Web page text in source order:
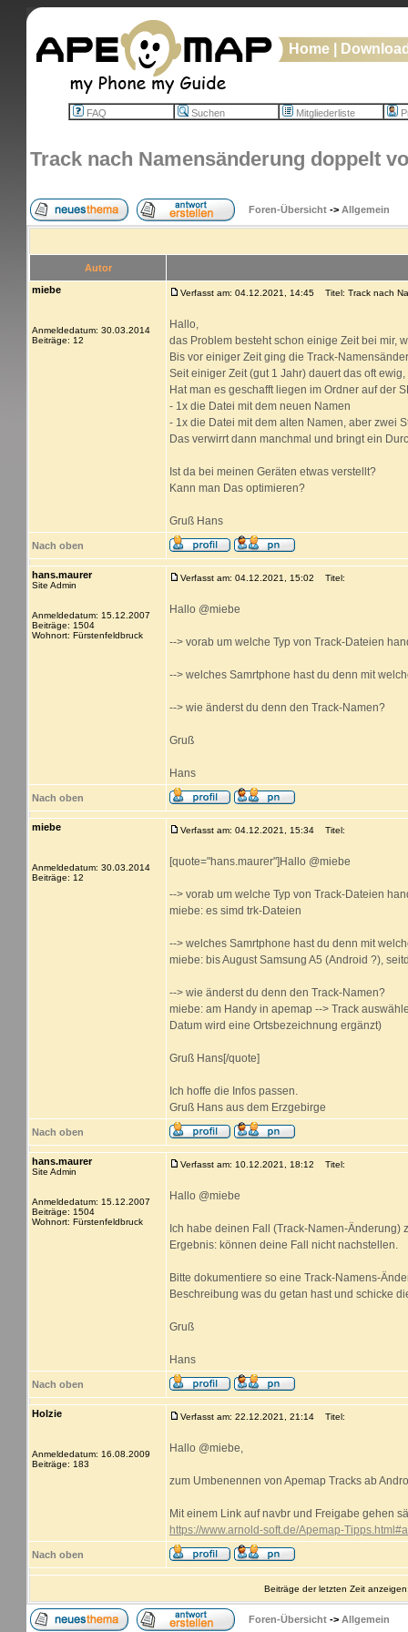
Home
FAQ Suchen Mitgliederliste
Track nach Namensänderung doppelt
Foren-Übersicht -> Allgemein
Autor
miebe
Anmeldedatum: 30.03.2014
Beiträge: 12
Verfasst am: 04.12.2021, 14:45 Titel: Track nach
Hallo,
das Problem besteht schon einige Zeit bei mir,
Bis vor einiger Zeit ging die Track-
Seit einiger Zeit (gut 1 Jahr) dauert das oft
Hat man es geschafft liegen im Ordner auf der
- 1x die Datei mit dem neuen Namen
- 1x die Datei mit dem alten Namen, aber zwei
Das verwirrt dann manchmal und bringt ein
Ist da bei meinen Geräten etwas verstellt?
Kann man Das optimieren?
Gruß Hans
Nach oben
hans.maurer
Site Admin
Anmeldedatum: 15.12.2007
Beiträge: 1504
Wohnort: Fürstenfeldbruck
Verfasst am: 04.12.2021, 15:02 Titel:
Hallo @miebe
--> vorab um welche Typ von Track-Dateien
--> welches Samrtphone hast du denn mit
--> wie änderst du denn den Track-Namen?
Gruß
Hans
Nach oben
miebe
Anmeldedatum: 30.03.2014
Beiträge: 12
Verfasst am: 04.12.2021, 15:34 Titel:
[quote="hans.maurer"]Hallo @miebe
--> vorab um welche Typ von Track-Dateien
miebe: es simd trk-Dateien
--> welches Samrtphone hast du denn mit
miebe: bis August Samsung A5 (Android ?),
--> wie änderst du denn den Track-Namen?
miebe: am Handy in apemap --> Track
Datum wird eine Ortsbezeichnung ergänzt)
Gruß Hans[/quote]
Ich hoffe die Infos passen.
Gruß Hans aus dem Erzgebirge
Nach oben
hans.maurer
Site Admin
Anmeldedatum: 15.12.2007
Beiträge: 1504
Wohnort: Fürstenfeldbruck
Verfasst am: 10.12.2021, 18:12 Titel:
Hallo @miebe
Ich habe deinen Fall (Track-Namen-
Ergebnis: können deine Fall nicht nachstellen.
Bitte dokumentiere so eine Track-Namens-
Beschreibung was du getan hast und schicke
Gruß
Hans
Nach oben
Holzie
Anmeldedatum: 16.08.2009
Beiträge: 183
Verfasst am: 22.12.2021, 21:14 Titel:
Hallo @miebe,
zum Umbenennen von Apemap Tracks ab
Mit einem Link auf navbr und Freigabe gehen
https://www.arnold-soft.de/Apemap-
Nach oben
Beiträge der letzten Zeit
Foren-Übersicht -> Allgemein